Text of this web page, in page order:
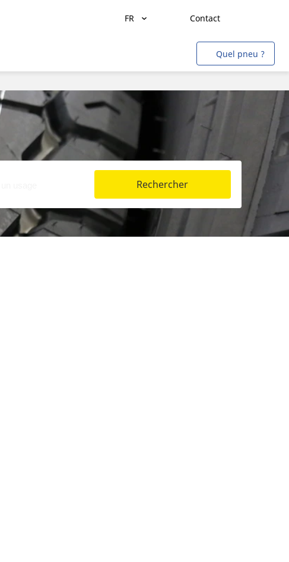
FR Contact
Transport de marchandises
Transport de personnes
Agriculture
Construction & Industrie
Mines & Carrières
Métro
Auto & SUV
Moto & scooter
Quel pneu ?
Rechercher